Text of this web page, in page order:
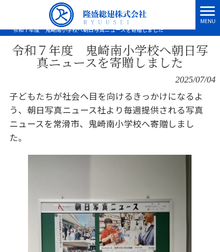
MENU
隆盛総建株式会社 HOME お知らせ
>
令和７年度 鬼崎南小学校へ朝日写真ニュースを寄贈しました
令和７年度 鬼崎南小学校へ朝日写
真ニュースを寄贈しました
2025/07/04
子どもたちが社会へ目を向けるきっかけになるよ
う、朝日写真ニュース社より毎週提供される写真
ニュースを常滑市、鬼崎南小学校へ寄贈しまし
た。